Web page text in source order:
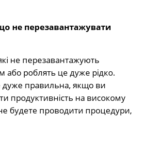
не перезавантажувати
не перезавантажують
або роблять це дуже рідко.
дуже правильна, якщо ви
продуктивність на високому
будете проводити процедури,